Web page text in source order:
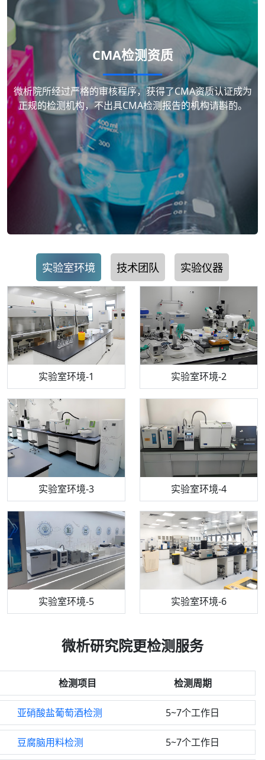
CMA检测资质
微析院所经过严格的审核程序，获得了CMA资质认证成为
正规的检测机构，不出具CMA检测报告的机构请斟酌。
实验室环境 技术团队 实验仪器
实验室环境-1 实验室环境-2
实验室环境-3 实验室环境-4
实验室环境-5 实验室环境-6
机构质检技术员-1 机构质检技术员-2
机构质检技术员-3 机构质检技术员-4
机构质检技术员-5 机构质检技术员-6
步入式恒温恒湿试验箱 电感耦合等离子体光谱仪
高效液相色谱仪 流式细胞仪
气相色谱仪 万能力学试验仪
微析研究院更检测服务
检测项目 检测周期
亚硝酸盐葡萄酒检测 5~7个工作日
豆腐脑用料检测 5~7个工作日